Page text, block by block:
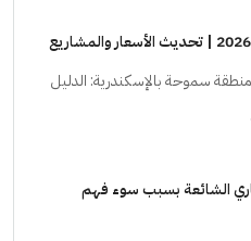
سموحة بالإسكندرية: الدليل
الشائعة بسبب سوء فهم